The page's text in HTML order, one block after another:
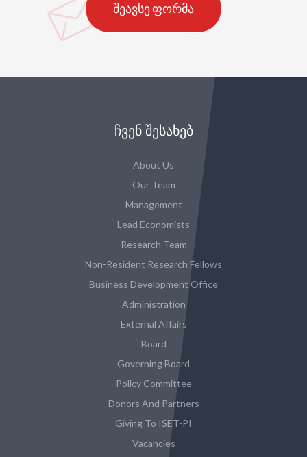
შეავსე ფორმა
ᲩᲕᲔᲜ ᲨᲔᲡᲐᲮᲔᲑ
About Us
Our Team
Management
Lead Economists
Research Team
Non-Resident Research Fellows
Business Development Office
Administration
External Affairs
Board
Governing Board
Policy Committee
Donors And Partners
Giving To ISET-PI
Vacancies